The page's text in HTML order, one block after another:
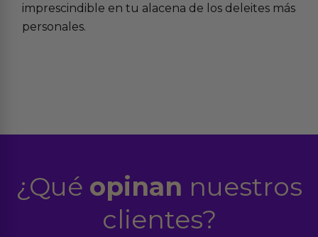
imprescindible en tu alacena de los deleites más
personales.
¿Qué opinan nuestros
clientes?